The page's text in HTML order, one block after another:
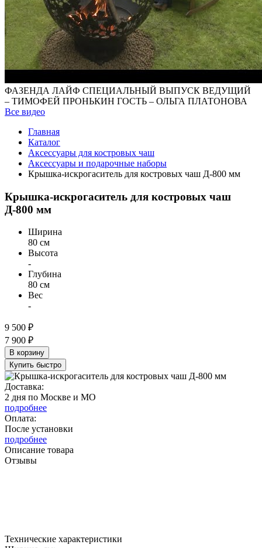
ФАЗЕНДА ЛАЙФ СПЕЦИАЛЬНЫЙ ВЫПУСК ВЕДУЩИЙ
– ТИМОФЕЙ ПРОНЬКИН ГОСТЬ – ОЛЬГА ПЛАТОНОВА
Все видео
Главная
Каталог
Аксессуары для костровых чаш
Аксессуары и подарочные наборы
Крышка-искрогаситель для костровых чаш Д-800 мм
Крышка-искрогаситель для костровых чаш
Д-800 мм
Ширина
80 см
Высота
-
Глубина
80 см
Вес
-
9 500 ₽
7 900 ₽
В корзину
Купить быстро
Доставка:
2 дня по Москве и МО
подробнее
Оплата:
После установки
подробнее
Описание товара
Отзывы
Технические характеристики